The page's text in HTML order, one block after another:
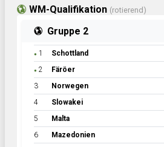
WM-Qualifikation (rotierend)
Gruppe 2
● 1 Schottland
● 2 Färöer
3 Norwegen
4 Slowakei
5 Malta
6 Mazedonien